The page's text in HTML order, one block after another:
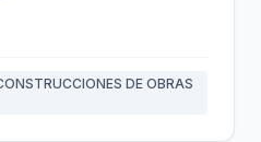
DE OBRAS